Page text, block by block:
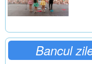
Bancul